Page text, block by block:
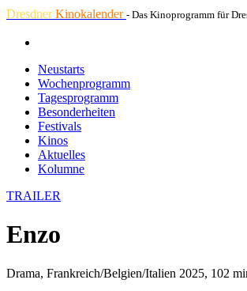
DresdnerKinokalender - Das Kinoprogramm für
Neustarts
Wochenprogramm
Tagesprogramm
Besonderheiten
Festivals
Kinos
Aktuelles
Kolumne
TRAILER
Enzo
Drama, Frankreich/Belgien/Italien 2025, 102